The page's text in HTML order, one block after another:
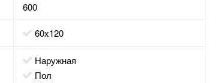
600
60x120
наружная
пол